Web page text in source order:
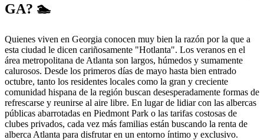
GA? 🏊
Quienes viven en Georgia conocen muy bien la razón por la que a
esta ciudad le dicen cariñosamente "Hotlanta". Los veranos en el
área metropolitana de Atlanta son largos, húmedos y sumamente
calurosos. Desde los primeros días de mayo hasta bien entrado
octubre, tanto los residentes locales como la gran y creciente
comunidad hispana de la región buscan desesperadamente formas de
refrescarse y reunirse al aire libre. En lugar de lidiar con las albercas
públicas abarrotadas en Piedmont Park o las tarifas costosas de
clubes privados, cada vez más familias están buscando la renta de
alberca Atlanta para disfrutar en un entorno íntimo y exclusivo.